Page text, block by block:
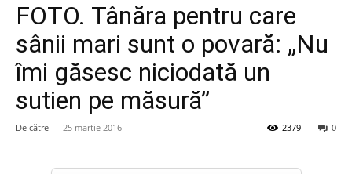
FOTO. Tânăra pentru care
sânii mari sunt o povară: „Nu
îmi găsesc niciodată un
sutien pe măsură”
De către - 25 martie 2016 0
2379